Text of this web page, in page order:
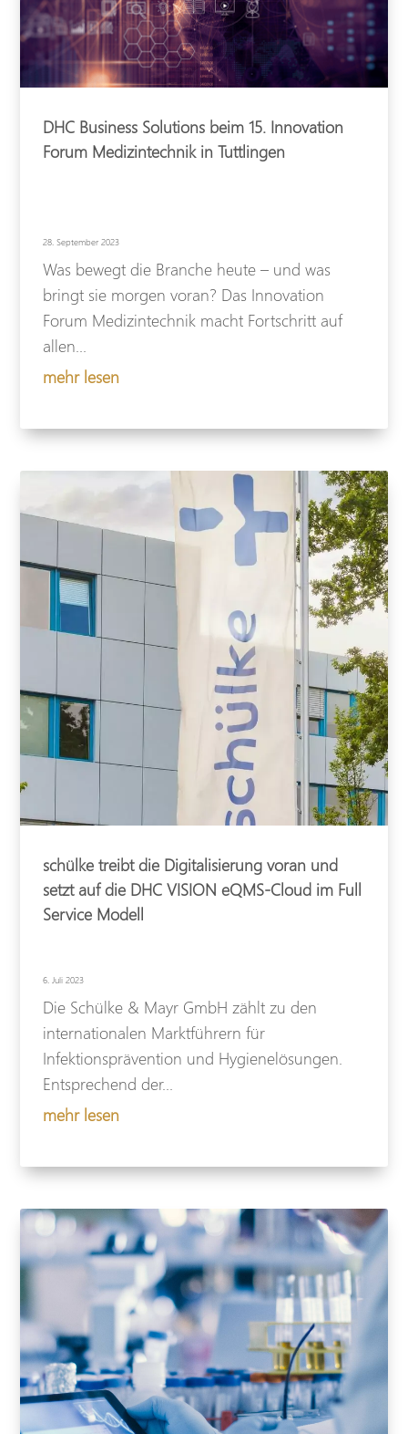
DHC Business Solutions beim 15. Innovation
Forum Medizintechnik in Tuttlingen
28. September 2023
Was bewegt die Branche heute – und was
bringt sie morgen voran? Das Innovation
Forum Medizintechnik macht Fortschritt auf
allen...
mehr lesen
schülke treibt die Digitalisierung voran und
setzt auf die DHC VISION eQMS-Cloud im Full
Service Modell
6. Juli 2023
Die Schülke & Mayr GmbH zählt zu den
internationalen Marktführern für
Infektionsprävention und Hygienelösungen.
Entsprechend der...
mehr lesen